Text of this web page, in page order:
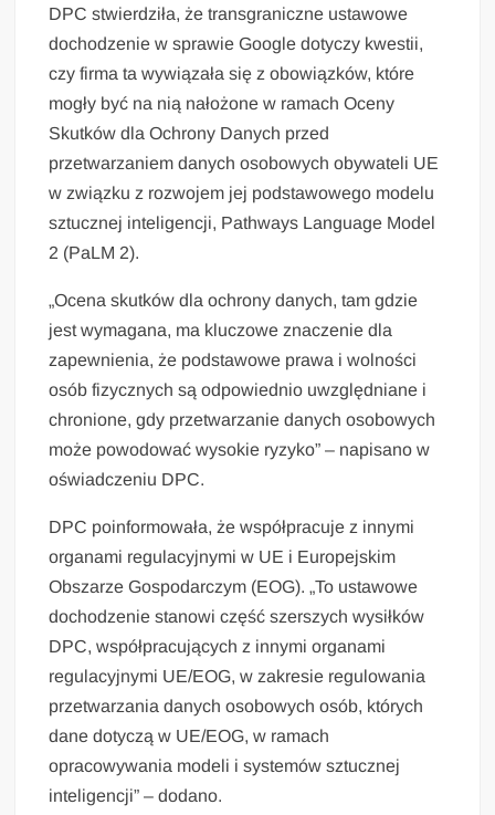
DPC stwierdziła, że transgraniczne ustawowe
dochodzenie w sprawie Google dotyczy kwestii,
czy firma ta wywiązała się z obowiązków, które
mogły być na nią nałożone w ramach Oceny
Skutków dla Ochrony Danych przed
przetwarzaniem danych osobowych obywateli UE
w związku z rozwojem jej podstawowego modelu
sztucznej inteligencji, Pathways Language Model
2 (PaLM 2).
„Ocena skutków dla ochrony danych, tam gdzie
jest wymagana, ma kluczowe znaczenie dla
zapewnienia, że podstawowe prawa i wolności
osób fizycznych są odpowiednio uwzględniane i
chronione, gdy przetwarzanie danych osobowych
może powodować wysokie ryzyko” – napisano w
oświadczeniu DPC.
DPC poinformowała, że współpracuje z innymi
organami regulacyjnymi w UE i Europejskim
Obszarze Gospodarczym (EOG). „To ustawowe
dochodzenie stanowi część szerszych wysiłków
DPC, współpracujących z innymi organami
regulacyjnymi UE/EOG, w zakresie regulowania
przetwarzania danych osobowych osób, których
dane dotyczą w UE/EOG, w ramach
opracowywania modeli i systemów sztucznej
inteligencji” – dodano.